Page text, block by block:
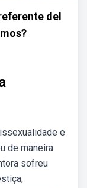
del
e
de maneira
sofreu